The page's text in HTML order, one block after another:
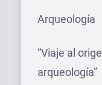
Arqueología
“Viaje al
arqueología”